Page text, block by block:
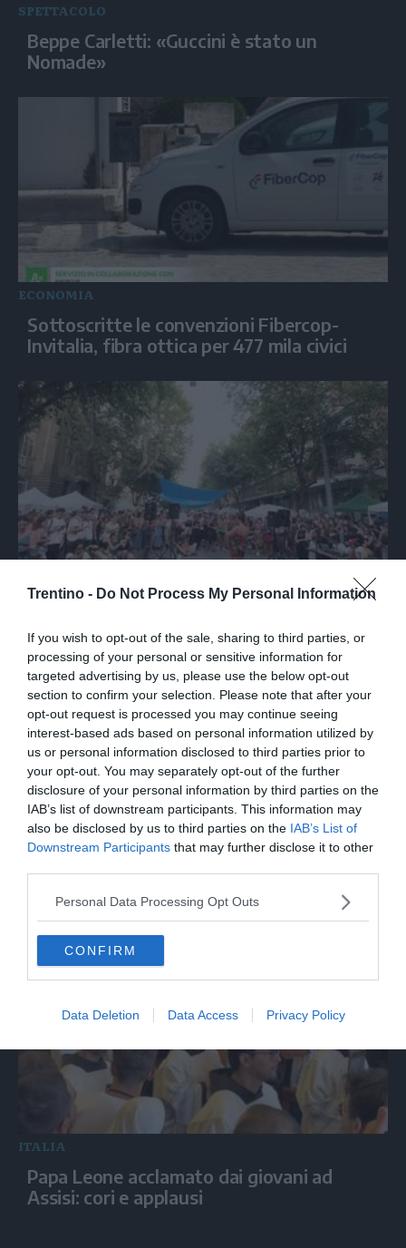
Trentino - Do Not Process My Personal Information
If you wish to opt-out of the sale, sharing to third parties, or
processing of your personal or sensitive information for
targeted advertising by us, please use the below opt-out
section to confirm your selection. Please note that after your
opt-out request is processed you may continue seeing
interest-based ads based on personal information utilized by
us or personal information disclosed to third parties prior to
your opt-out. You may separately opt-out of the further
disclosure of your personal information by third parties on the
IAB’s list of downstream participants. This information may
also be disclosed by us to third parties on the IAB’s List of
Downstream Participants that may further disclose it to other
Personal Data Processing Opt Outs
CONFIRM
Data Deletion Data Access Privacy Policy
SPETTACOLO
Beppe Carletti: «Guccini è stato un
Nomade»
ECONOMIA
Sottoscritte le convenzioni Fibercop-
Invitalia, fibra ottica per 477 mila civici
Roma, il sostegno di Ditonellapiaga agli
abitanti di Spin Time
Nave mercantile colpita da un drone nel
Mar Nero
ITALIA
Papa Leone acclamato dai giovani ad
Assisi: cori e applausi